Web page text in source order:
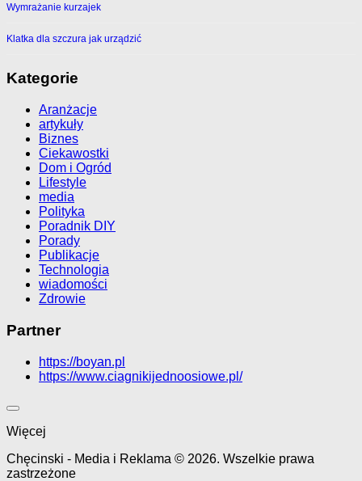
Wymrażanie kurzajek
Klatka dla szczura jak urządzić
Kategorie
Aranżacje
artykuły
Biznes
Ciekawostki
Dom i Ogród
Lifestyle
media
Polityka
Poradnik DIY
Porady
Publikacje
Technologia
wiadomości
Zdrowie
Partner
https://boyan.pl
https://www.ciagnikijednoosiowe.pl/
Więcej
Chęcinski - Media i Reklama © 2026. Wszelkie prawa
zastrzeżone